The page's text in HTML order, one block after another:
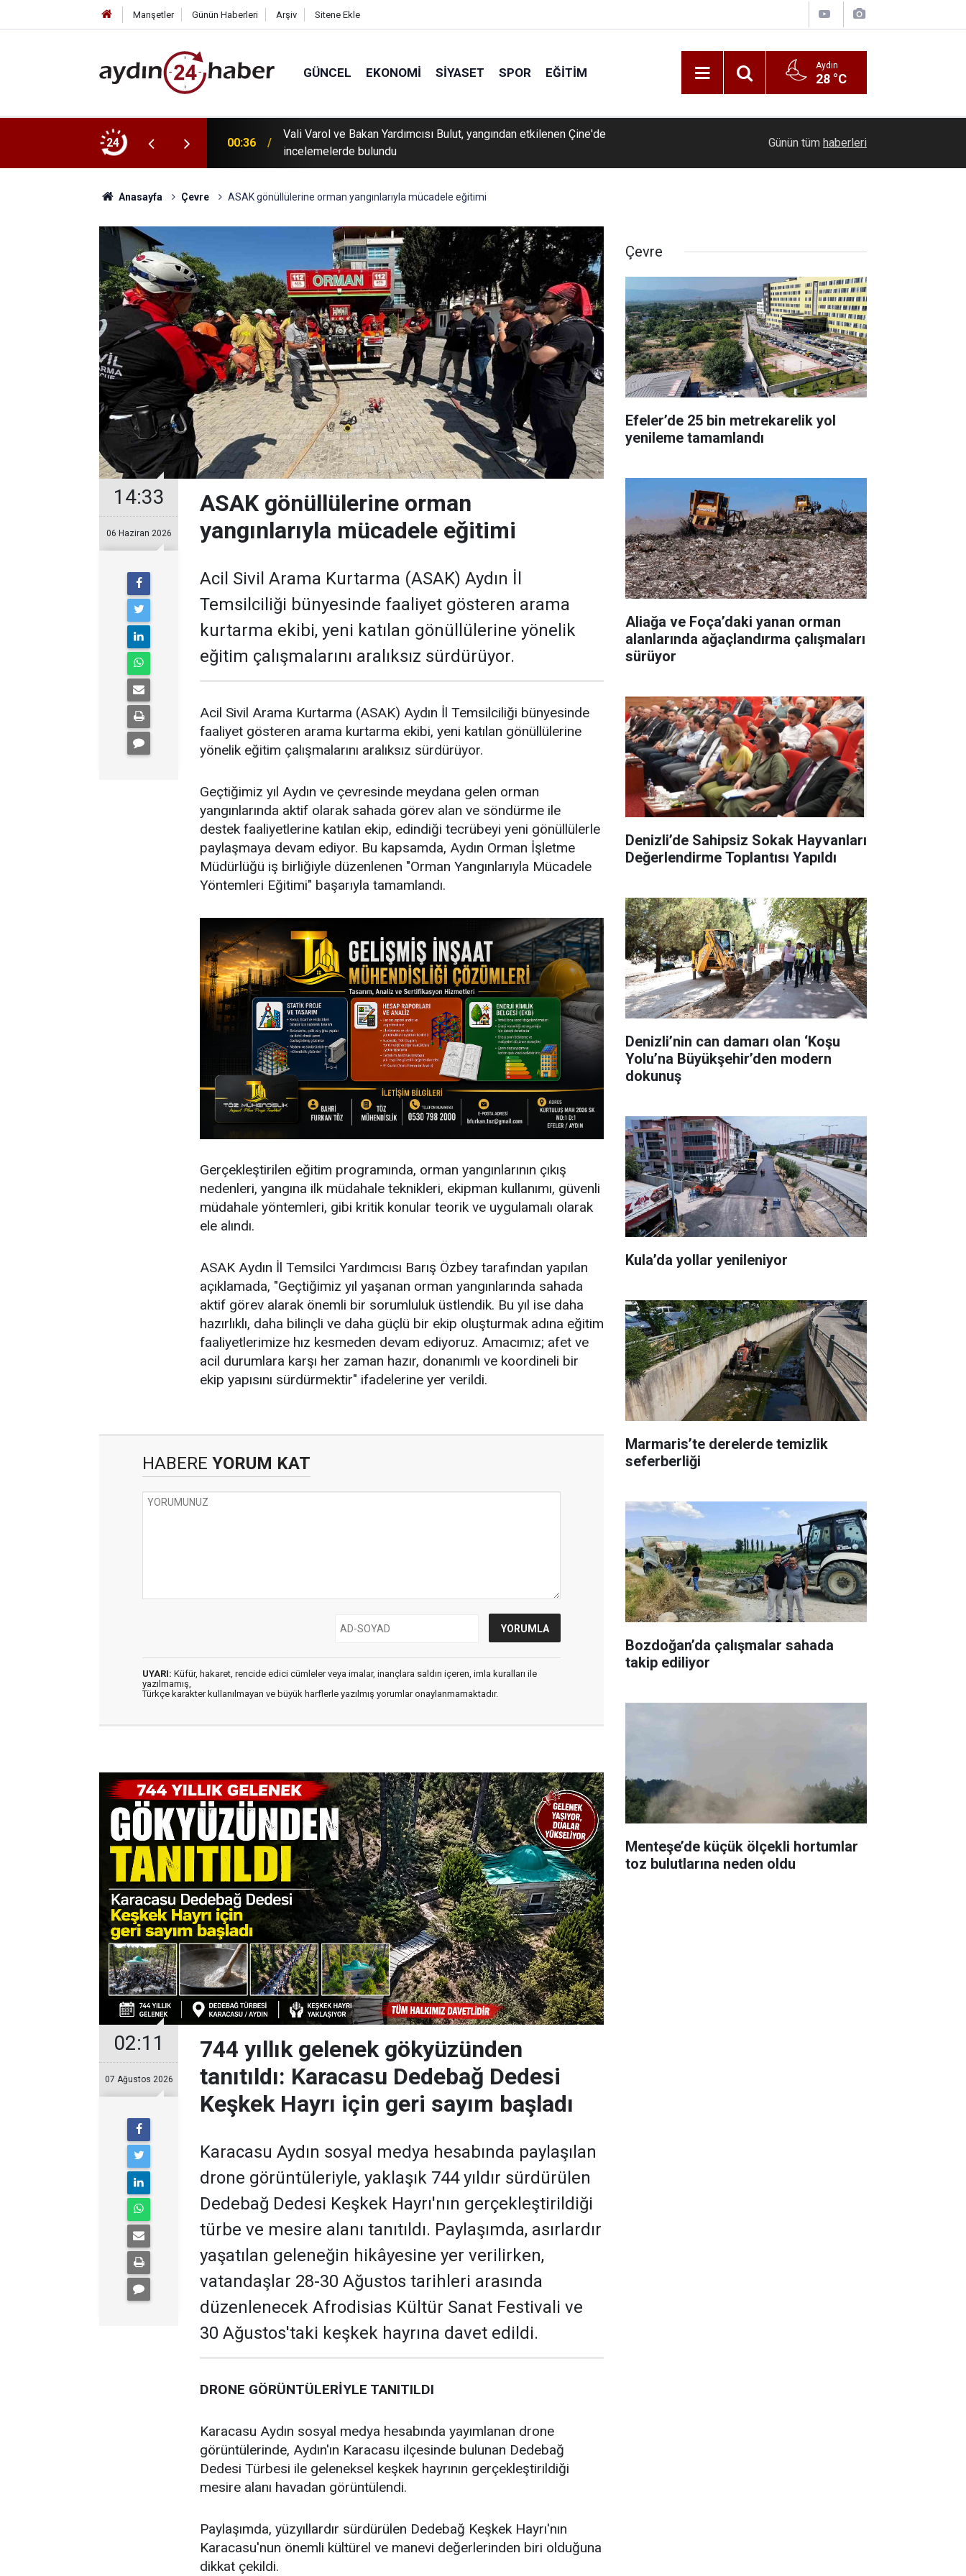
Manşetler Günün Haberleri Arşiv Sitene Ekle
GÜNCEL EKONOMI SIYASET SPOR EĞITIM Aydın
28 °C
24
Karacasu Dedebağ Dedesi Keşkek
00:36
Vali Varol ve Bakan Yardımcısı Bulut, yangından etkilenen Çine'de
incelemelerde bulundu
Ölmeye görGünün tüm haberleri
Anasayfa Çevre ASAK gönüllülerine orman yangınlarıyla mücadele eğitimi
14:33
06 Haziran 2026
ASAK gönüllülerine orman
yangınlarıyla mücadele eğitimi
Acil Sivil Arama Kurtarma (ASAK) Aydın İl
Temsilciliği bünyesinde faaliyet gösteren arama
kurtarma ekibi, yeni katılan gönüllülerine yönelik
eğitim çalışmalarını aralıksız sürdürüyor.
Acil Sivil Arama Kurtarma (ASAK) Aydın İl Temsilciliği bünyesinde
faaliyet gösteren arama kurtarma ekibi, yeni katılan gönüllülerine
yönelik eğitim çalışmalarını aralıksız sürdürüyor.
Geçtiğimiz yıl Aydın ve çevresinde meydana gelen orman
yangınlarında aktif olarak sahada görev alan ve söndürme ile
destek faaliyetlerine katılan ekip, edindiği tecrübeyi yeni gönüllülerle
paylaşmaya devam ediyor. Bu kapsamda, Aydın Orman İşletme
Müdürlüğü iş birliğiyle düzenlenen "Orman Yangınlarıyla Mücadele
Yöntemleri Eğitimi" başarıyla tamamlandı.
Gerçekleştirilen eğitim programında, orman yangınlarının çıkış
nedenleri, yangına ilk müdahale teknikleri, ekipman kullanımı, güvenli
müdahale yöntemleri, gibi kritik konular teorik ve uygulamalı olarak
ele alındı.
ASAK Aydın İl Temsilci Yardımcısı Barış Özbey tarafından yapılan
açıklamada, "Geçtiğimiz yıl yaşanan orman yangınlarında sahada
aktif görev alarak önemli bir sorumluluk üstlendik. Bu yıl ise daha
hazırlıklı, daha bilinçli ve daha güçlü bir ekip oluşturmak adına eğitim
faaliyetlerimize hız kesmeden devam ediyoruz. Amacımız; afet ve
acil durumlara karşı her zaman hazır, donanımlı ve koordineli bir
ekip yapısını sürdürmektir" ifadelerine yer verildi.
HABERE YORUM KAT
UYARI: Küfür, hakaret, rencide edici cümleler veya imalar, inançlara saldırı içeren, imla kuralları ile
yazılmamış,
Türkçe karakter kullanılmayan ve büyük harflerle yazılmış yorumlar onaylanmamaktadır.
02:11
07 Ağustos 2026
744 yıllık gelenek gökyüzünden
tanıtıldı: Karacasu Dedebağ Dedesi
Keşkek Hayrı için geri sayım başladı
Karacasu Aydın sosyal medya hesabında paylaşılan
drone görüntüleriyle, yaklaşık 744 yıldır sürdürülen
Dedebağ Dedesi Keşkek Hayrı'nın gerçekleştirildiği
türbe ve mesire alanı tanıtıldı. Paylaşımda, asırlardır
yaşatılan geleneğin hikâyesine yer verilirken,
vatandaşlar 28-30 Ağustos tarihleri arasında
düzenlenecek Afrodisias Kültür Sanat Festivali ve
30 Ağustos'taki keşkek hayrına davet edildi.
DRONE GÖRÜNTÜLERİYLE TANITILDI
Karacasu Aydın sosyal medya hesabında yayımlanan drone
görüntülerinde, Aydın'ın Karacasu ilçesinde bulunan Dedebağ
Dedesi Türbesi ile geleneksel keşkek hayrının gerçekleştirildiği
mesire alanı havadan görüntülendi.
Paylaşımda, yüzyıllardır sürdürülen Dedebağ Keşkek Hayrı'nın
Karacasu'nun önemli kültürel ve manevi değerlerinden biri olduğuna
dikkat çekildi.
Çevre
Efeler’de 25 bin metrekarelik yol
yenileme tamamlandı
Aliağa ve Foça’daki yanan orman
alanlarında ağaçlandırma çalışmaları
sürüyor
Denizli’de Sahipsiz Sokak Hayvanları
Değerlendirme Toplantısı Yapıldı
Denizli’nin can damarı olan ‘Koşu
Yolu’na Büyükşehir’den modern
dokunuş
Kula’da yollar yenileniyor
Marmaris’te derelerde temizlik
seferberliği
Bozdoğan’da çalışmalar sahada
takip ediliyor
Menteşe’de küçük ölçekli hortumlar
toz bulutlarına neden oldu